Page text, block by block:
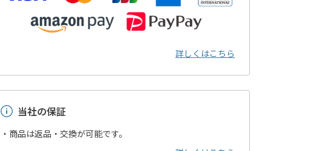
詳しくはこちら
当社の保証
・商品は返品・交換が可能です。